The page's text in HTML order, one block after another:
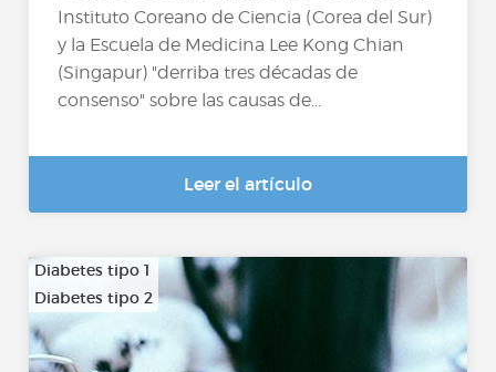
Instituto Coreano de Ciencia (Corea del Sur)
y la Escuela de Medicina Lee Kong Chian
(Singapur) "derriba tres décadas de
consenso" sobre las causas de...
Leer el artículo
Diabetes tipo 1
Diabetes tipo 2